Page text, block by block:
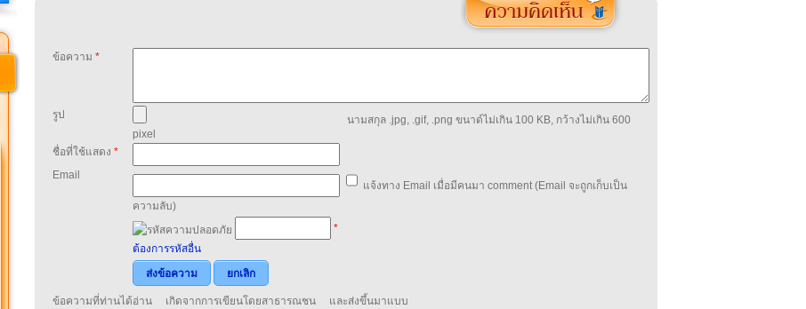
ข้อความ *
รูป
นามสกุล .jpg, .gif, .png ขนาด์ไม่เกิน 100 KB, กว้างไม่เกิน 600
pixel
ชื่อที่ใช้แสดง *
Email
แจ้งทาง Email เมื่อมีคนมา comment (Email จะถูกเก็บเป็น
ความลับ)
*
ต้องการรหัสอื่น
ส่งข้อความ
ยกเลิก
ข้อความที่ท่านได้อ่าน เกิดจากการเขียนโดยสาธารณชน และส่งขึ้นมาแบบ